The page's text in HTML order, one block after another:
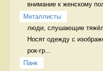
внимание к женскому
Металлисты
люди, слушающие
Носят одежду с
рок-гр...
Панк